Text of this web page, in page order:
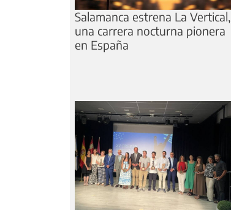
Salamanca estrena La Vertical,
una carrera nocturna pionera
en España